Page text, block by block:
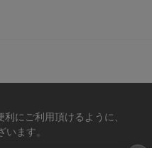
にご利用頂けるように、
ます。